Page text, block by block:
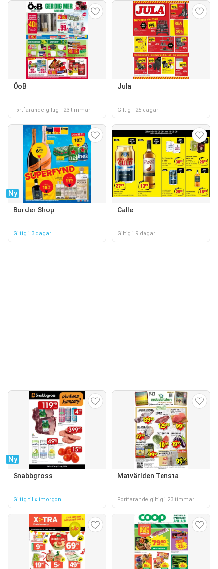
ÖoB
Fortfarande giltig i 23 timmar
Jula
Giltig i 25 dagar
Ny
Border Shop
Giltig i 3 dagar
Calle
Giltig i 9 dagar
Ny
Snabbgross
Giltig tills imorgon
Matvärlden Tensta
Fortfarande giltig i 23 timmar